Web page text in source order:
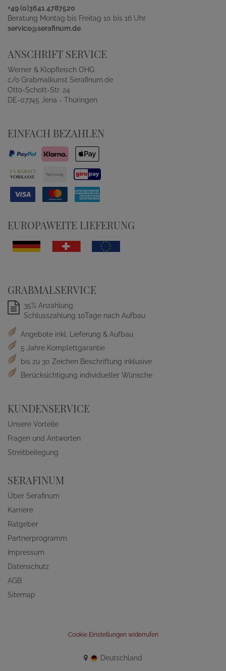
+49 (0)3641 4787520
Beratung Montag bis Freitag 10 bis 16 Uhr
service@serafinum.de
ANSCHRIFT SERVICE
Werner & Klopfleisch OHG
c/o Grabmalkunst Serafinum.de
Otto-Schott-Str. 24
DE-07745 Jena - Thüringen
EINFACH BEZAHLEN
EUROPAWEITE LIEFERUNG
GRABMALSERVICE
35% Anzahlung
Schlusszahlung 10Tage nach Aufbau
Angebote inkl. Lieferung & Aufbau
5 Jahre Komplettgarantie
bis zu 30 Zeichen Beschriftung inklusive
Berücksichtigung individueller Wünsche
KUNDENSERVICE
Unsere Vorteile
Fragen und Antworten
Streitbeilegung
SERAFINUM
Über Serafinum
Karriere
Ratgeber
Partnerprogramm
Impressum
Datenschutz
AGB
Sitemap
Cookie Einstellungen widerrufen
Deutschland